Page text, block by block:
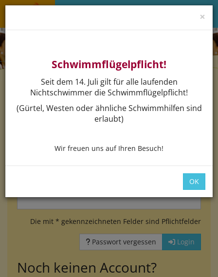
Login
Bitte loggen Sie sich mit dem untenstehenden Formular
Die mit * gekennzeichneten Felder sind Pflichtfelder
Passwort vergessen Login
Noch keinen Account?
×
Schwimmflügelpflicht!
Seit dem 14. Juli gilt für alle laufenden
Nichtschwimmer die Schwimmflügelpflicht!
(Gürtel, Westen oder ähnliche Schwimmhilfen sind
erlaubt)
Wir freuen uns auf Ihren Besuch!
OK